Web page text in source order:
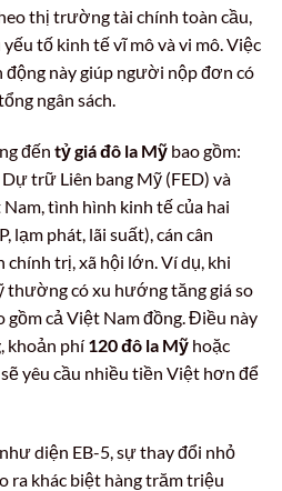
thị trường tài chính toàn cầu,
tố kinh tế vĩ mô và vi mô. Việc
này giúp người nộp đơn có
ngân sách.
đến tỷ giá đô la Mỹ bao gồm:
trữ Liên bang Mỹ (FED) và
tình hình kinh tế của hai
lạm phát, lãi suất), cán cân
trị, xã hội lớn. Ví dụ, khi
thường có xu hướng tăng giá so
gồm cả Việt Nam đồng. Điều này
khoản phí 120 đô la Mỹ hoặc
sẽ yêu cầu nhiều tiền Việt hơn để
diện EB-5, sự thay đổi nhỏ
ra khác biệt hàng trăm triệu